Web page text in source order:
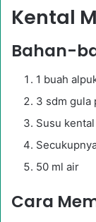
Kental
Bahan-
1 buah
3 sdm gula
Susu
50 ml air
Cara